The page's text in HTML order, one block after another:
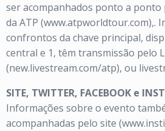
ser acompanhados ponto a ponto
da ATP (www.atpworldtour.com),.
confrontos da chave principal,
central e 1, têm transmissão pelo
(new.livestream.com/atp), ou
SITE, TWITTER, FACEBOOK e
Informações sobre o evento
acompanhadas pelo site